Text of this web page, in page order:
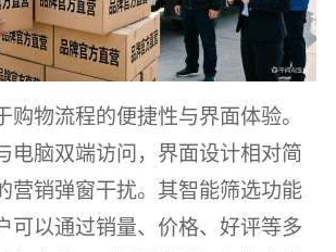
购物流程的便捷性与界面体验。
电脑双端访问，界面设计相对简
营销弹窗干扰。其智能筛选功能
可以通过销量、价格、好评等多